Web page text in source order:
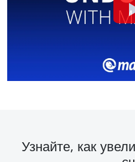
Узнайте, как